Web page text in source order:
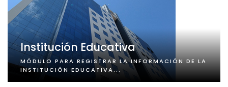
Institución Educativa
MÓDULO PARA REGISTRAR LA INFORMACIÓN DE LA
INSTITUCIÓN EDUCATIVA...